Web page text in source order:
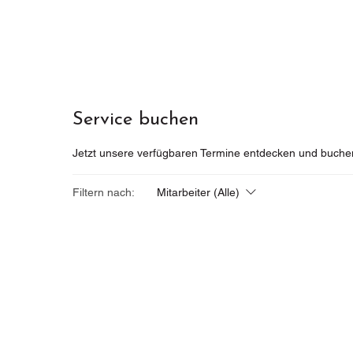
Service buchen
Jetzt unsere verfügbaren Termine entdecken und
Filtern nach: Mitarbeiter (Alle)